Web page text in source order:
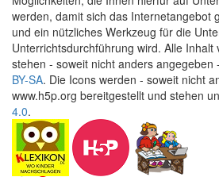
werden, damit sich das Internetangebot
und ein nützliches Werkzeug für die
Unterrichtsdurchführung wird. Alle Inhalt
stehen - soweit nicht anders angegeben
BY-SA. Die Icons werden - soweit nicht
www.h5p.org bereitgestellt und stehen
4.0.